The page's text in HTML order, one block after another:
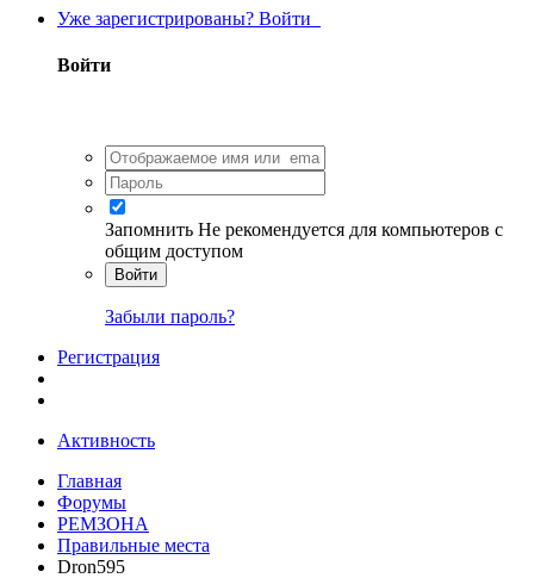
Уже зарегистрированы? Войти
Войти
Запомнить Не рекомендуется для компьютеров с
общим доступом
Войти
Забыли пароль?
Регистрация
Активность
Главная
Форумы
РЕМЗОНА
Правильные места
Dron595